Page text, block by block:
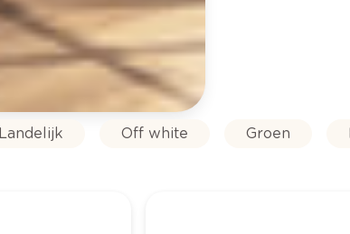
Landelijk Off white Groen